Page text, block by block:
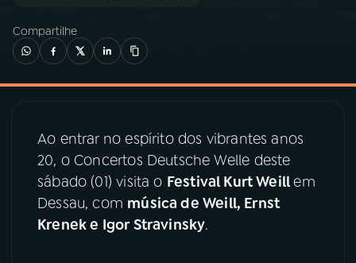
02A RÁDIO
03PROGRAMAÇÃO
04PROGRAMAS
Compartilhe
Ao entrar no espírito dos vibrantes anos
20, o Concertos Deutsche Welle deste
sábado (01) visita o Festival Kurt Weillem
Dessau, com música de Weill, Ernst
Krenek e Igor Stravinsky.